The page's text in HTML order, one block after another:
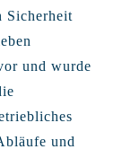
Sicherheit
und wurde
und